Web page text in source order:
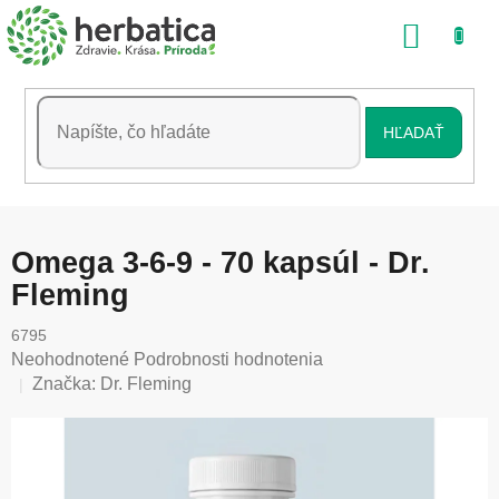
Prejsť
na
obsah
HĽADAŤ
Omega 3-6-9 - 70 kapsúl - Dr.
Fleming
6795
Priemerné
hodnotenie
Neohodnotené Podrobnosti hodnotenia
Značka: Dr. Fleming